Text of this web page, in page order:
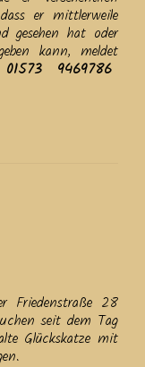
er mittlerweile
gesehen hat oder
kann, meldet
9469786
28
seit dem Tag
Glückskatze mit